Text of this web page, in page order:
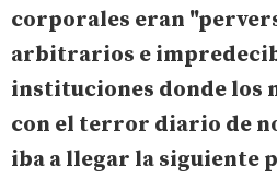
corporales eran "
arbitrarios e
instituciones donde los
con el terror diario de
iba a llegar la siguiente